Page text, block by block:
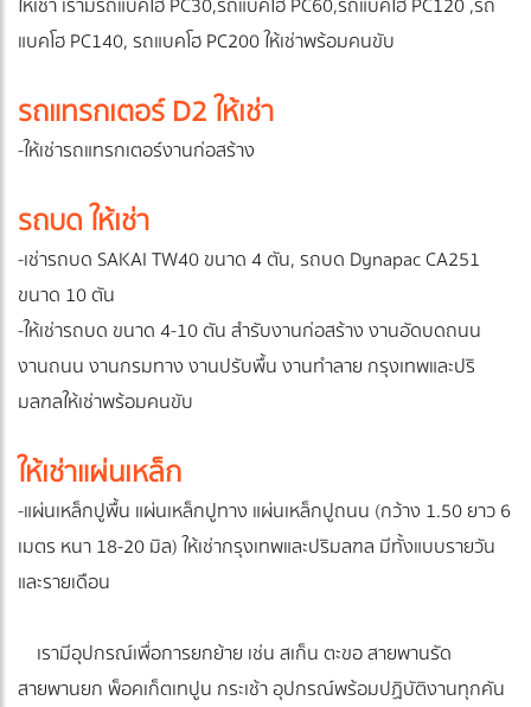
แบคโฮ PC140, รถแบคโฮ PC200 ให้เช่าพร้อมคนขับ
รถแทรกเตอร์ D2 ให้เช่า
-ให้เช่ารถแทรกเตอร์งานก่อสร้าง
รถบด ให้เช่า
-เช่ารถบด SAKAI TW40 ขนาด 4 ตัน, รถบด Dynapac CA251
ขนาด 10 ตัน
-ให้เช่ารถบด ขนาด 4-10 ตัน สำรับงานก่อสร้าง งานอัดบดถนน
งานถนน งานกรมทาง งานปรับพื้น งานทำลาย กรุงเทพและปริ
มลฑลให้เช่าพร้อมคนขับ
ให้เช่าแผ่นเหล็ก
-แผ่นเหล็กปูพื้น แผ่นเหล็กปูทาง แผ่นเหล็กปูถนน (กว้าง 1.50 ยาว 6
เมตร หนา 18-20 มิล) ให้เช่ากรุงเทพและปริมลฑล มีทั้งแบบรายวัน
และรายเดือน
เรามีอุปกรณ์เพื่อการยกย้าย เช่น สเก็น ตะขอ สายพานรัด
สายพานยก พ็อคเก็ตเทปูน กระเช้า อุปกรณ์พร้อมปฏิบัติงานทุกคัน